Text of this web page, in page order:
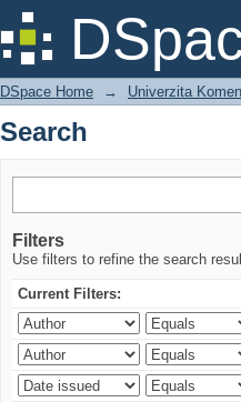
Search
DSpace Home → Univerzita
Search
Filters
Use filters to refine the search
Current Filters: